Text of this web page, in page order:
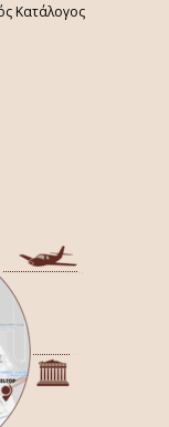
Κατάλογος